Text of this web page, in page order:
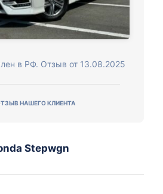
в РФ. Отзыв от 13.08.2025
НАШЕГО КЛИЕНТА
Stepwgn